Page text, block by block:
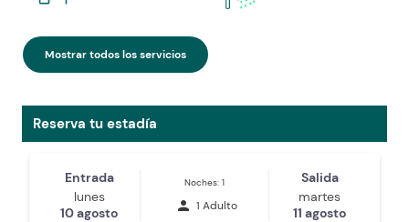
Mostrar todos los servicios
Reserva tu estadía
Entrada
lunes
10 agosto
Noches: 1
person 1 Adulto
Salida
martes
11 agosto